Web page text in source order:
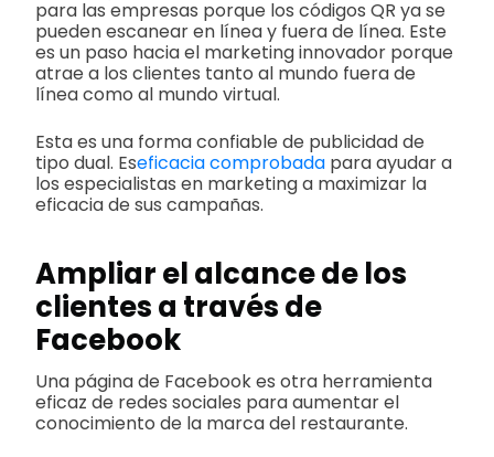
para las empresas porque los códigos QR ya se
pueden escanear en línea y fuera de línea. Este
es un paso hacia el marketing innovador porque
atrae a los clientes tanto al mundo fuera de
línea como al mundo virtual.
Esta es una forma confiable de publicidad de
tipo dual. Eseficacia comprobada para ayudar a
los especialistas en marketing a maximizar la
eficacia de sus campañas.
Ampliar el alcance de los
clientes a través de
Facebook
Una página de Facebook es otra herramienta
eficaz de redes sociales para aumentar el
conocimiento de la marca del restaurante.